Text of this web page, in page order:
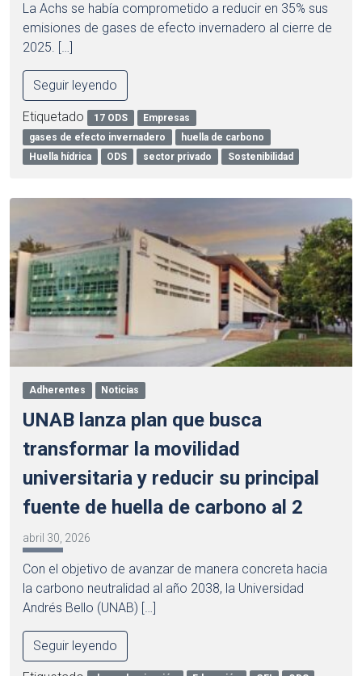
La Achs se había comprometido a reducir en 35% sus
emisiones de gases de efecto invernadero al cierre de
2025. […]
Seguir leyendo
Etiquetado 17 ODS
Empresas
gases de efecto invernadero
huella de carbono
Huella hídrica
ODS sector privado Sostenibilidad
Adherentes Noticias
UNAB lanza plan que busca
transformar la movilidad
universitaria y reducir su principal
fuente de huella de carbono al 2
abril 30, 2026
Con el objetivo de avanzar de manera concreta hacia
la carbono neutralidad al año 2038, la Universidad
Andrés Bello (UNAB) […]
Seguir leyendo